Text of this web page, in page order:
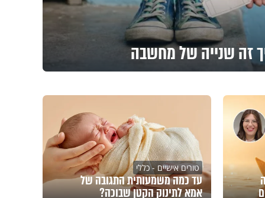
זה שנייה של מחשבה
טורים אישיים - כללי
עד כמה משמעותית התגובה של
אמא לתינוק הקטן שבוכה?